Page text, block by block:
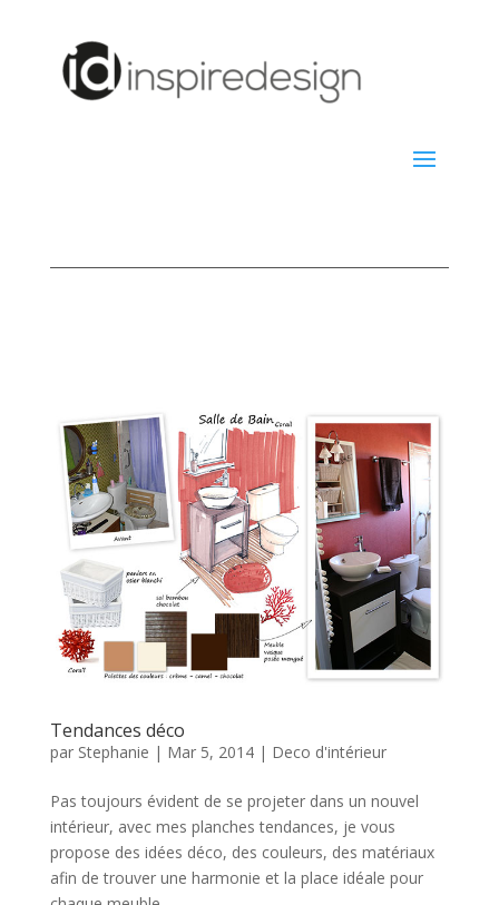
Tendances déco
par Stephanie | Mar 5, 2014| Deco d'intérieur
Pas toujours évident de se projeter dans un nouvel
intérieur, avec mes planches tendances, je vous
propose des idées déco, des couleurs, des matériaux
afin de trouver une harmonie et la place idéale pour